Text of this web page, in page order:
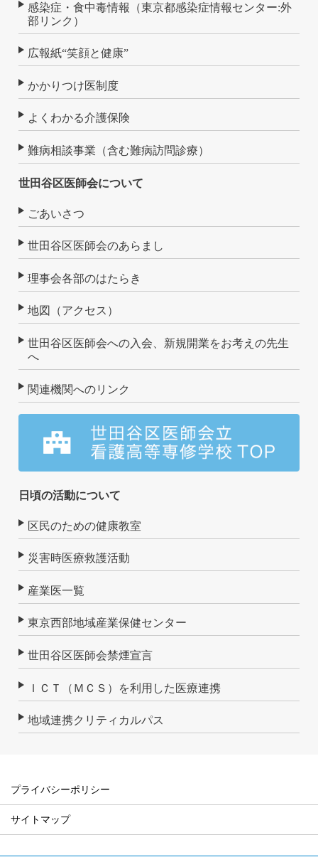
感染症・食中毒情報（東京都感染症情報センター:外
部リンク）
広報紙“笑顔と健康”
かかりつけ医制度
よくわかる介護保険
難病相談事業（含む難病訪問診療）
世田谷区医師会について
ごあいさつ
世田谷区医師会のあらまし
理事会各部のはたらき
地図（アクセス）
世田谷区医師会への入会、新規開業をお考えの先生
へ
関連機関へのリンク
日頃の活動について
区民のための健康教室
災害時医療救護活動
産業医一覧
東京西部地域産業保健センター
世田谷区医師会禁煙宣言
ＩＣＴ（ＭＣＳ）を利用した医療連携
地域連携クリティカルパス
プライバシーポリシー
サイトマップ